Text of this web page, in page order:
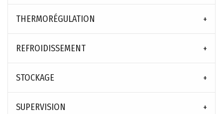
THERMORÉGULATION
REFROIDISSEMENT
STOCKAGE
SUPERVISION